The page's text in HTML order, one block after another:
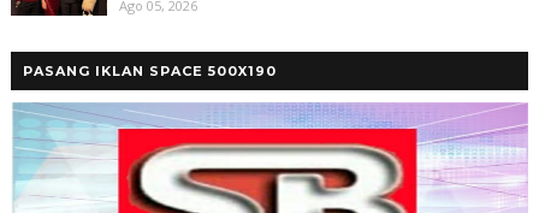
Ago 05, 2026
PASANG IKLAN SPACE 500X190